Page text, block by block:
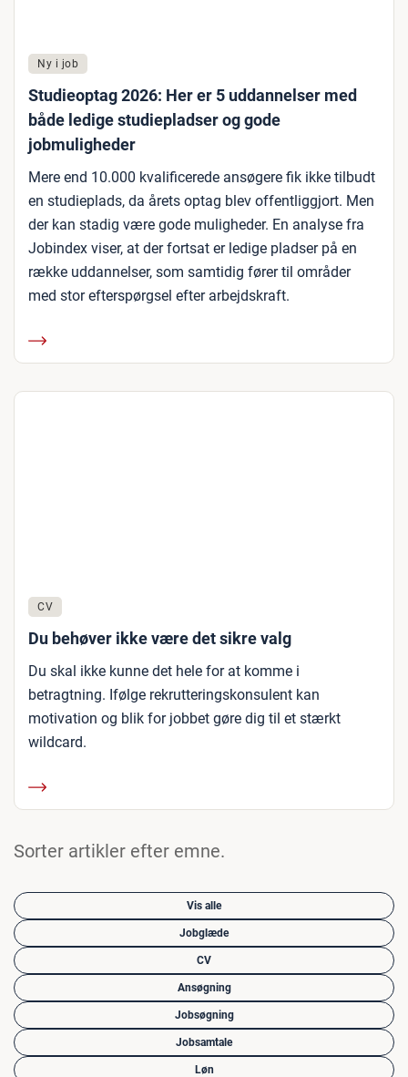
Ny i job
Studieoptag 2026: Her er 5 uddannelser med
både ledige studiepladser og gode
jobmuligheder
Mere end 10.000 kvalificerede ansøgere fik ikke tilbudt
en studieplads, da årets optag blev offentliggjort. Men
der kan stadig være gode muligheder. En analyse fra
Jobindex viser, at der fortsat er ledige pladser på en
række uddannelser, som samtidig fører til områder
med stor efterspørgsel efter arbejdskraft.
CV
Du behøver ikke være det sikre valg
Du skal ikke kunne det hele for at komme i
betragtning. Ifølge rekrutteringskonsulent kan
motivation og blik for jobbet gøre dig til et stærkt
wildcard.
Sorter artikler efter emne.
Vis alle
Jobglæde
CV
Ansøgning
Jobsøgning
Jobsamtale
Løn